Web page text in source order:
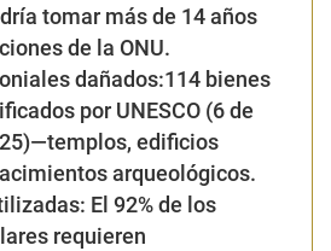
tomar más de 14 años
de la ONU.
dañados:114 bienes
por UNESCO (6 de
edificios
arqueológicos.
El 92%de los
requieren